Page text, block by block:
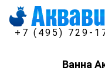
+7 (495) 729-
Ванна